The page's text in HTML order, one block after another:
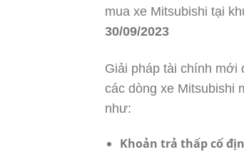
mua xe Mitsubishi tại
30/09/2023
Giải pháp tài chính mới
các dòng xe Mitsubishi
như:
Khoản trả thấp cố